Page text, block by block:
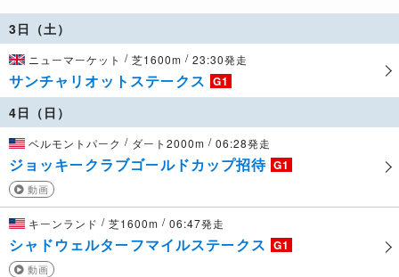
3日（土）
ニューマーケット / 芝1600m / 23:30発走
サンチャリオットステークス G1
4日（日）
ベルモントパーク / ダート2000m / 06:28発走
ジョッキークラブゴールドカップ招待 G1
動画
キーンランド / 芝1600m / 06:47発走
シャドウェルターフマイルステークス G1
動画